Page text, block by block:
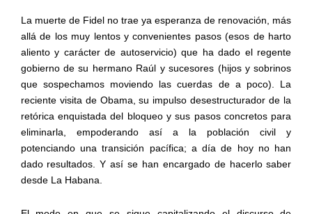
La muerte de Fidel no trae ya esperanza de renovación, más
allá de los muy lentos y convenientes pasos (esos de harto
aliento y carácter de autoservicio) que ha dado el regente
gobierno de su hermano Raúl y sucesores (hijos y sobrinos
que sospechamos moviendo las cuerdas de a poco). La
reciente visita de Obama, su impulso desestructurador de la
retórica enquistada del bloqueo y sus pasos concretos para
eliminarla, empoderando así a la población civil y
potenciando una transición pacífica; a día de hoy no han
dado resultados. Y así se han encargado de hacerlo saber
desde La Habana.